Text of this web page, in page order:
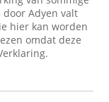
door Adyen valt
hier kan worden
omdat deze